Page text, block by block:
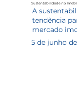
Sustentabilidade no
A
tendência
mercado
5 de junho